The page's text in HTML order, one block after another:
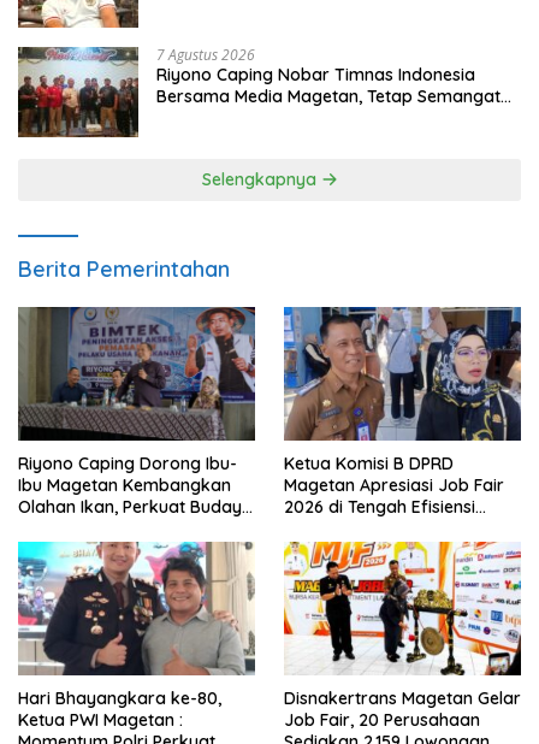
7 Agustus 2026
Riyono Caping Nobar Timnas Indonesia
Bersama Media Magetan, Tetap Semangat
Selengkapnya
Berita Pemerintahan
Riyono Caping Dorong Ibu-
Ibu Magetan Kembangkan
Olahan Ikan, Perkuat Budaya
Ketua Komisi B DPRD
Magetan Apresiasi Job Fair
2026 di Tengah Efisiensi
Hari Bhayangkara ke-80,
Ketua PWI Magetan :
Disnakertrans Magetan Gelar
Job Fair, 20 Perusahaan